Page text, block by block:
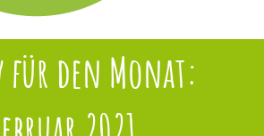
für den Monat: